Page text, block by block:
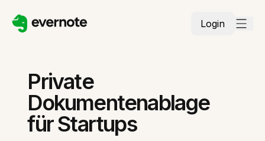
Login
Private
Dokumentenablage
für Startups